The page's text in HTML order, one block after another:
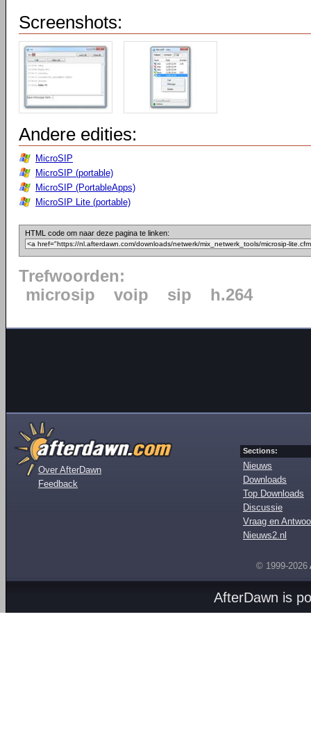
Screenshots:
Andere edities:
MicroSIP
MicroSIP (portable)
MicroSIP (PortableApps)
MicroSIP Lite (portable)
HTML code om naar deze pagina te linken:
Trefwoorden:
microsip
voip sip h.264
Over AfterDawn
Feedback
Sections:
Nieuws
Downloads
Top Downloads
Discussie
Vraag en
Nieuws2.nl
© 1999-2026
AfterDawn is